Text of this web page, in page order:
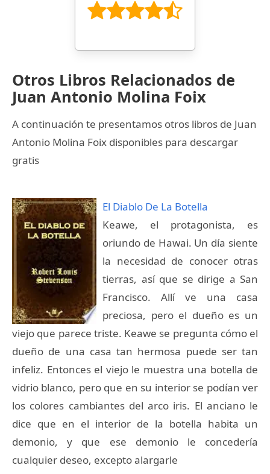
Otros Libros Relacionados de
Juan Antonio Molina Foix
A continuación te presentamos otros libros de Juan
Antonio Molina Foix disponibles para descargar
gratis
El Diablo De La Botella
Keawe, el protagonista, es
oriundo de Hawai. Un día siente
la necesidad de conocer otras
tierras, así que se dirige a San
Francisco. Allí ve una casa
preciosa, pero el dueño es un
viejo que parece triste. Keawe se pregunta cómo el
dueño de una casa tan hermosa puede ser tan
infeliz. Entonces el viejo le muestra una botella de
vidrio blanco, pero que en su interior se podían ver
los colores cambiantes del arco iris. El anciano le
dice que en el interior de la botella habita un
demonio, y que ese demonio le concedería
cualquier deseo, excepto alargarle